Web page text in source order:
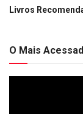
Livros
O Mais